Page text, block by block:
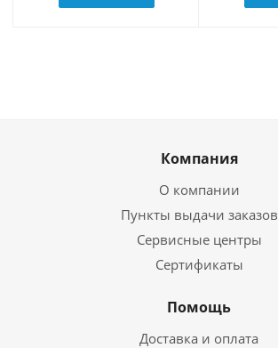
Компания
О компании
Пункты выдачи заказов
Сервисные центры
Сертификаты
Помощь
Доставка и оплата